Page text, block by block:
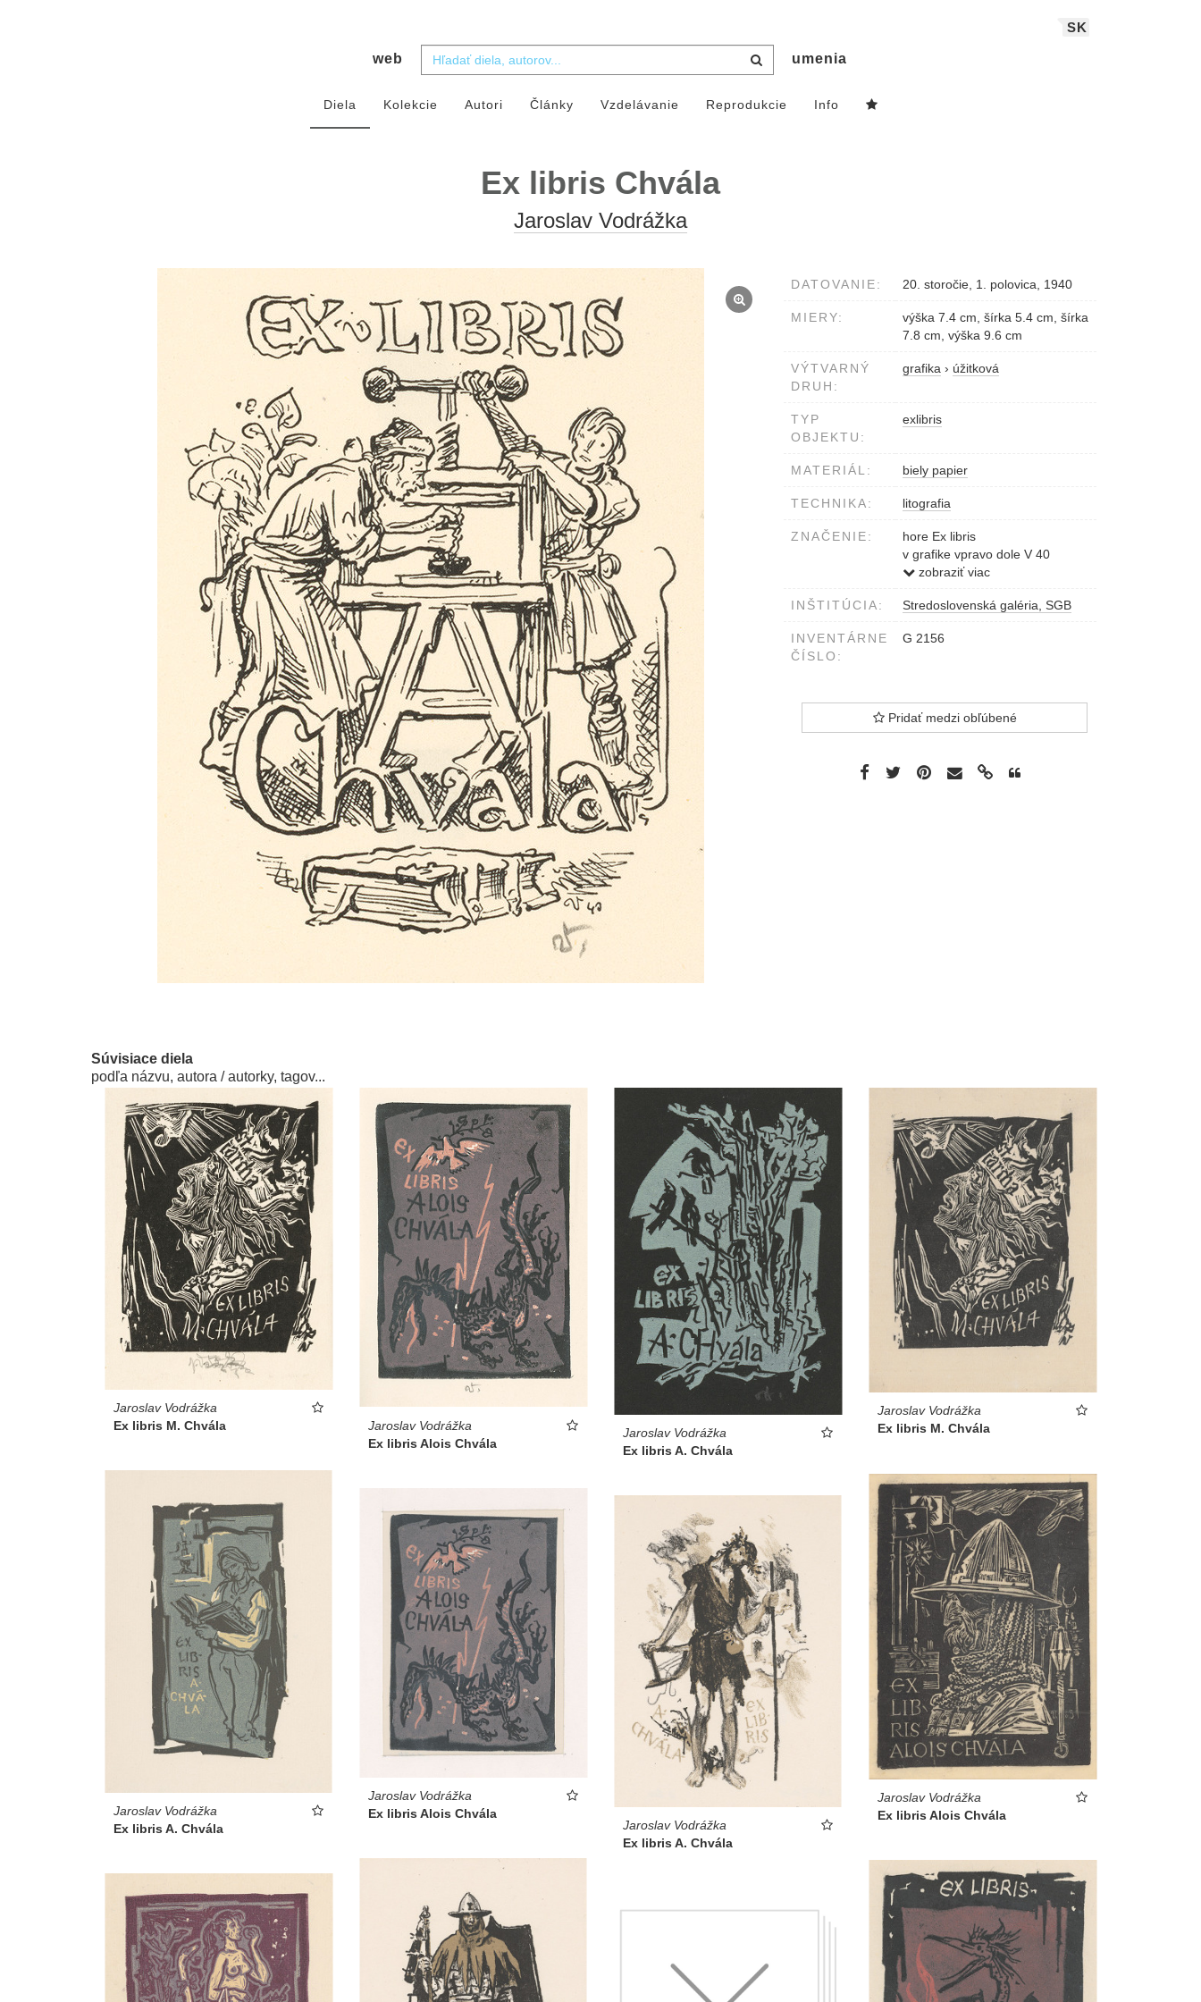
SK
web umenia
Diela Kolekcie Autori Články Vzdelávanie Reprodukcie Info
Ex libris Chvála
Jaroslav Vodrážka
DATOVANIE: 20. storočie, 1. polovica, 1940
MIERY:
výška 7.4 cm, šírka 5.4 cm, šírka
7.8 cm, výška 9.6 cm
VÝTVARNÝ
DRUH:
grafika › úžitková
TYP
OBJEKTU:
exlibris
MATERIÁL: biely papier
TECHNIKA: litografia
ZNAČENIE:
hore Ex libris
v grafike vpravo dole V 40
dole Chvála
zobraziť viac
INŠTITÚCIA: Stredoslovenská galéria, SGB
INVENTÁRNE
ČÍSLO:
G 2156
Pridať medzi obľúbené
Súvisiace diela
podľa názvu, autora / autorky, tagov...
Jaroslav Vodrážka
Ex libris M. Chvála
Jaroslav Vodrážka
Ex libris Alois Chvála
Jaroslav Vodrážka
Ex libris A. Chvála
Jaroslav Vodrážka
Ex libris M. Chvála
Jaroslav Vodrážka
Ex libris A. Chvála
Jaroslav Vodrážka
Ex libris Alois Chvála
Jaroslav Vodrážka
Ex libris Alois Chvála
Jaroslav Vodrážka
Ex libris A. Chvála